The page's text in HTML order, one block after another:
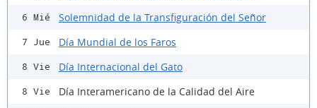
6 Mié Solemnidad de la Transfiguración del Señor
7 Jue Día Mundial de los Faros
8 Vie Día Internacional del Gato
8 Vie Día Interamericano de la Calidad del Aire